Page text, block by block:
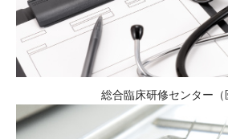
総合臨床研修センター（